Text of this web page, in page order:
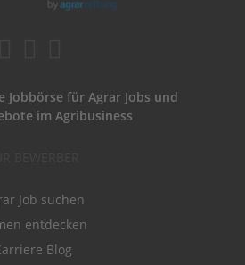
Jobbörse für Agrar Jobs und
im Agribusiness
Job suchen
entdecken
Blog